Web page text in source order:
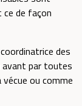
de façon
des
avant par toutes
ou comme